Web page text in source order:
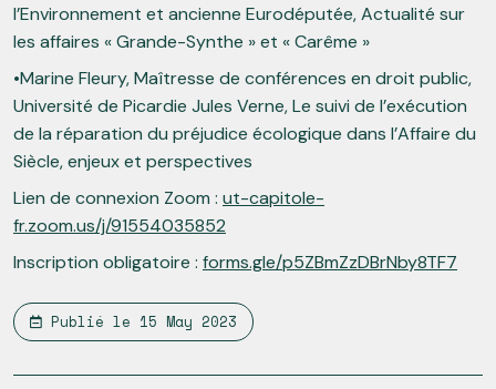
l’Environnement et ancienne Eurodéputée, Actualité sur
les affaires « Grande-Synthe » et « Carême »
•Marine Fleury, Maîtresse de conférences en droit public,
Université de Picardie Jules Verne, Le suivi de l’exécution
de la réparation du préjudice écologique dans l’Affaire du
Siècle, enjeux et perspectives
Lien de connexion Zoom : ut-capitole-
fr.zoom.us/j/91554035852
Inscription obligatoire : forms.gle/p5ZBmZzDBrNby8TF7
Publié le 15 May 2023